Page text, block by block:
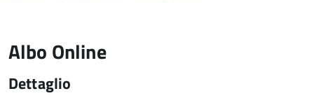
Albo Online
Dettaglio